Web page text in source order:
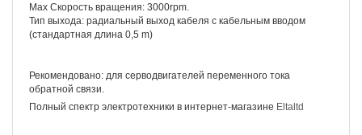
Max Скорость вращения: 3000rpm.
Тип выхода: радиальный выход кабеля с кабельным вводом
(стандартная длина 0,5 m)
Рекомендовано: для серводвигателей переменного тока
обратной связи.
Полный спектр электротехники в интернет-магазине Eltaltd